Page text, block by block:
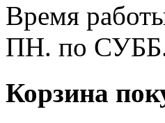
Время
ПН. по
Корзина